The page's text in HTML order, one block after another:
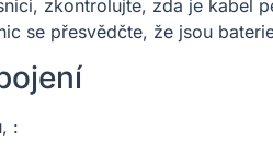
zkontrolujte, zda je kabel
se přesvědčte, že jsou
: